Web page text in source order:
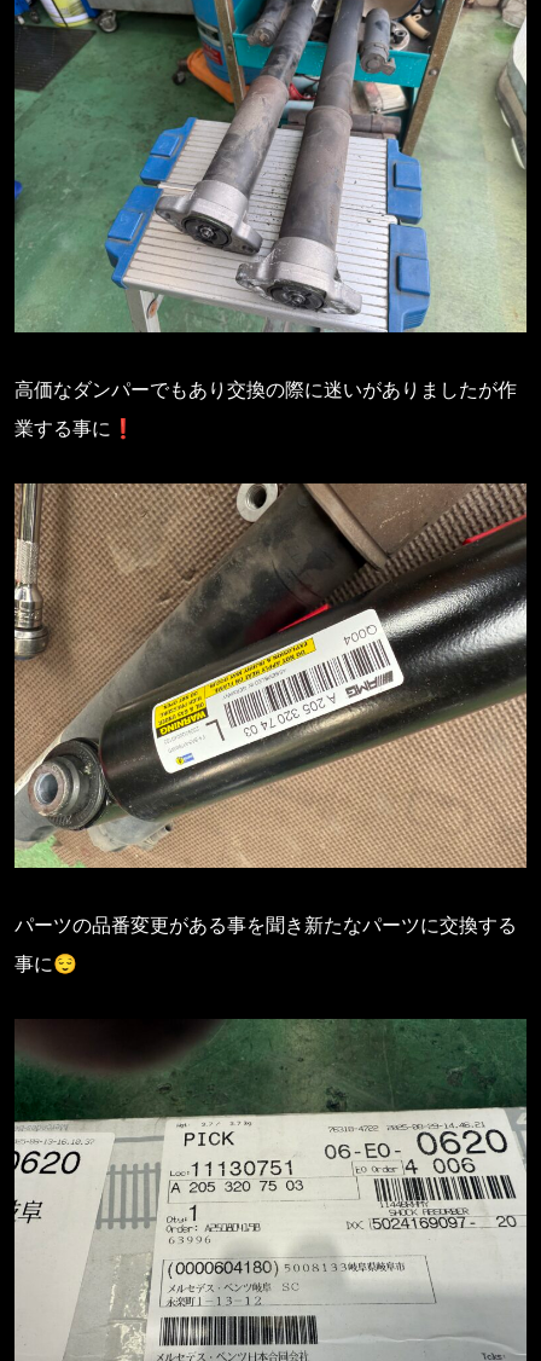
高価なダンパーでもあり交換の際に迷いがありましたが作
業する事に❗️
パーツの品番変更がある事を聞き新たなパーツに交換する
事に😌